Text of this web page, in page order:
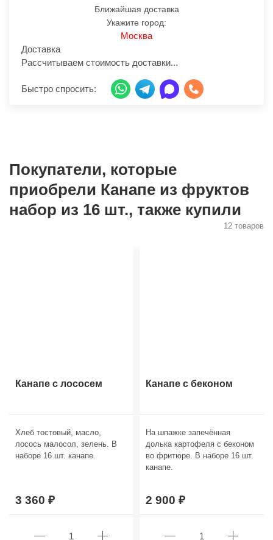
Ближайшая доставка
Укажите город:
Москва
Доставка
Рассчитываем стоимость доставки...
Быстро спросить:
Покупатели, которые
приобрели Канапе из фруктов
набор из 16 шт., также купили
12 товаров
Канапе с лососем
Хлеб тостовый, масло,
лосось малосол, зелень. В
наборе 16 шт. канапе.
3 360
Канапе с беконом
На шпажке запечённая
долька картофеля с беконом
во фритюре. В наборе 16 шт.
канапе.
2 900